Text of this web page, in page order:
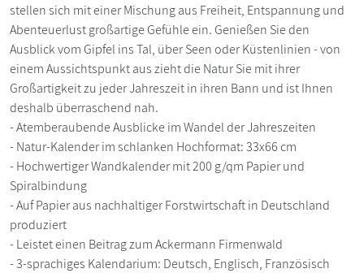
stellen sich mit einer Mischung aus Freiheit, Entspannung und
Abenteuerlust großartige Gefühle ein. Genießen Sie den
Ausblick vom Gipfel ins Tal, über Seen oder Küstenlinien - von
einem Aussichtspunkt aus zieht die Natur Sie mit ihrer
Großartigkeit zu jeder Jahreszeit in ihren Bann und ist Ihnen
deshalb überraschend nah.
- Atemberaubende Ausblicke im Wandel der Jahreszeiten
- Natur-Kalender im schlanken Hochformat: 33x66 cm
- Hochwertiger Wandkalender mit 200 g/qm Papier und
Spiralbindung
- Auf Papier aus nachhaltiger Forstwirtschaft in Deutschland
produziert
- Leistet einen Beitrag zum Ackermann Firmenwald
- 3-sprachiges Kalendarium: Deutsch, Englisch, Französisch